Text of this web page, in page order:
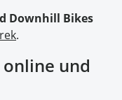
Downhill Bikes
.
online und